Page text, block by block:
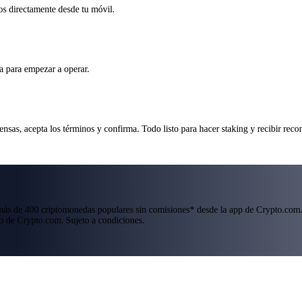
directamente desde tu móvil.
para empezar a operar.
acepta los términos y confirma. Todo listo para hacer staking y recibir
de 400 criptomonedas populares sin comisiones* desde la app de
de Crypto.com. Sujeto a condiciones.